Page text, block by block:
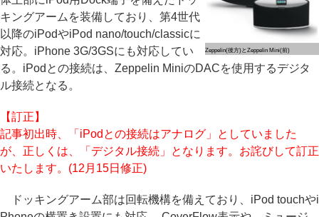
Zeppelin(後方)とZeppelin Mini(前)
キングアームを装備しており、第4世代
以降のiPodやiPod nano/touch/classicに
対応。iPhone 3G/3GSにも対応してい
る。iPodとの接続は、Zeppelin MiniのDACを使用するデジタ
ル接続となる。
【訂正】
記事初出時、「iPodとの接続はアナログ」としていました
が、正しくは、「デジタル接続」となります。お詫びして訂正
いたします。(12月15日修正)
ドッキングアーム部は回転機構を備えており、iPod touchやi